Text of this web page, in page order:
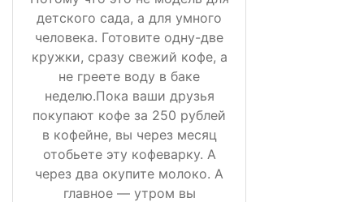
детского сада, а для умного
человека. Готовите одну-две
кружки, сразу свежий кофе, а
не греете воду в баке
неделю.Пока ваши друзья
покупают кофе за 250 рублей
в кофейне, вы через месяц
отобьете эту кофеварку. А
через два окупите молоко. А
главное — утром вы